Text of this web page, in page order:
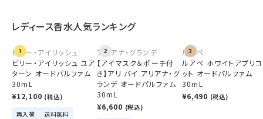
レディース香水人気ランキング
1
ビリー・アイリッシュ
ビリー・アイリッシュ ユア
ターン オードパルファム
30mL
¥12,100 (税込)
再入荷
送料無料
2
アリアナ・グランデ
【アイマスク＆ポーチ付
き】アリ バイ アリアナ・グ
ランデ オードパルファム
30mL
¥6,600 (税込)
3
ルアペ
ルアペ ホワイトアプリコ
ット オードパルファム
30mL
¥6,490 (税込)